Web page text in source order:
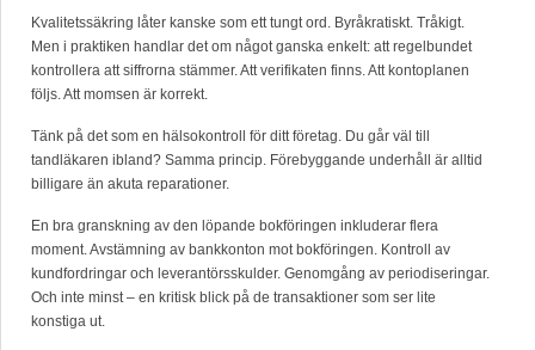
Kvalitetssäkring låter kanske som ett tungt ord. Byråkratiskt. Tråkigt.
Men i praktiken handlar det om något ganska enkelt: att regelbundet
kontrollera att siffrorna stämmer. Att verifikaten finns. Att kontoplanen
följs. Att momsen är korrekt.
Tänk på det som en hälsokontroll för ditt företag. Du går väl till
tandläkaren ibland? Samma princip. Förebyggande underhåll är alltid
billigare än akuta reparationer.
En bra granskning av den löpande bokföringen inkluderar flera
moment. Avstämning av bankkonton mot bokföringen. Kontroll av
kundfordringar och leverantörsskulder. Genomgång av periodiseringar.
Och inte minst – en kritisk blick på de transaktioner som ser lite
konstiga ut.